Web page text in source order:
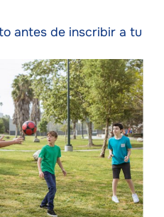
antes de inscribir a tu